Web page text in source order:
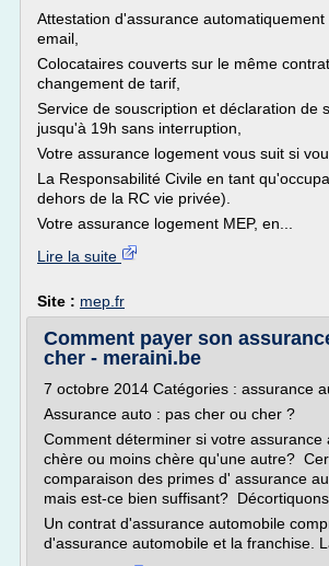
Attestation d'assurance
email,
Colocataires couverts sur le même
changement de tarif,
Service de souscription et déclaration de
jusqu'à 19h sans interruption,
Votre assurance logement vous suit si
La Responsabilité Civile en tant
dehors de la RC vie privée).
Votre assurance logement MEP, en...
Lire la suite
Site : mep.fr
Comment payer son
cher - meraini.be
7 octobre 2014 Catégories : assurance
Assurance auto : pas cher ou cher ?
Comment déterminer si votre assurance
chère ou moins chère qu'une autre?
comparaison des primes d' assurance
mais est-ce bien suffisant?
Un contrat d'assurance automobile
d'assurance automobile et la franchise.